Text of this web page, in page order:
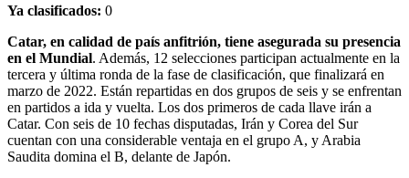
Ya clasificados: 0
Catar, en calidad de país anfitrión, tiene asegurada su presencia
en el Mundial. Además, 12 selecciones participan actualmente en la
tercera y última ronda de la fase de clasificación, que finalizará en
marzo de 2022. Están repartidas en dos grupos de seis y se enfrentan
en partidos a ida y vuelta. Los dos primeros de cada llave irán a
Catar. Con seis de 10 fechas disputadas, Irán y Corea del Sur
cuentan con una considerable ventaja en el grupo A, y Arabia
Saudita domina el B, delante de Japón.